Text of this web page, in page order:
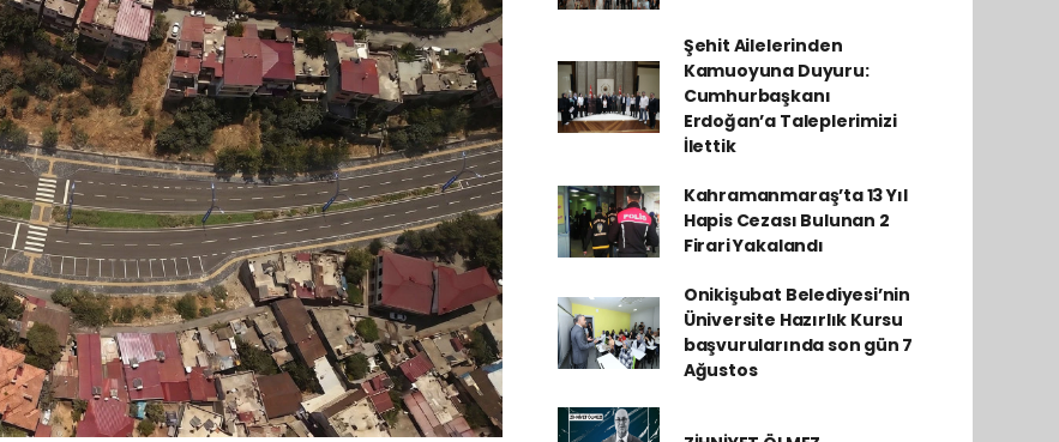
Şehit Ailelerinden
Kamuoyuna Duyuru:
Cumhurbaşkanı
Erdoğan’a Taleplerimizi
İlettik
Kahramanmaraş’ta 13 Yıl
Hapis Cezası Bulunan 2
Firari Yakalandı
Onikişubat Belediyesi’nin
Üniversite Hazırlık Kursu
başvurularında son gün 7
Ağustos